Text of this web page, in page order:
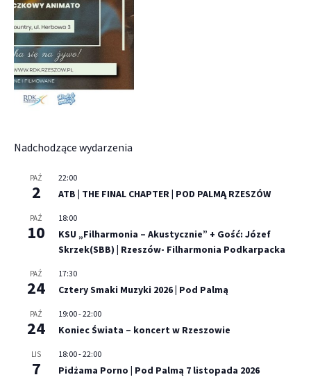
Nadchodzące wydarzenia
PAŹ
2
22:00
ATB | THE FINAL CHAPTER | POD PALMĄ RZESZÓW
PAŹ
10
18:00
KSU „Filharmonia – Akustycznie” + Gość: Józef
Skrzek(SBB) | Rzeszów- Filharmonia Podkarpacka
PAŹ
24
17:30
Cztery Smaki Muzyki 2026 | Pod Palmą
PAŹ
24
19:00-22:00
Koniec Świata – koncert w Rzeszowie
LIS
7
18:00-22:00
Pidżama Porno | Pod Palmą 7 listopada 2026